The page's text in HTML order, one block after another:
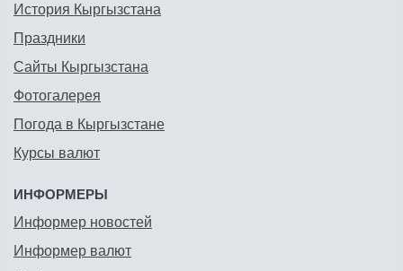
История Кыргызстана
Праздники
Сайты Кыргызстана
Фотогалерея
Погода в Кыргызстане
Курсы валют
ИНФОРМЕРЫ
Информер новостей
Информер валют